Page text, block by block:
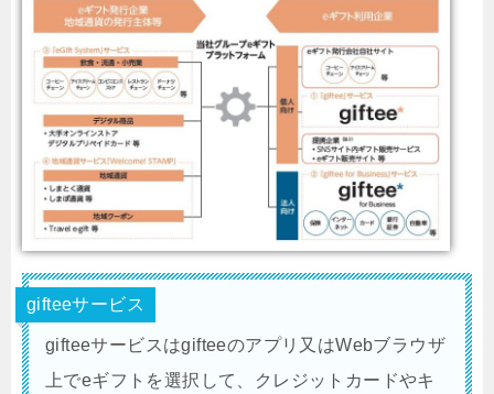
gifteeサービス
gifteeサービスはgifteeのアプリ又はWebブラウザ
上でeギフトを選択して、クレジットカードやキ